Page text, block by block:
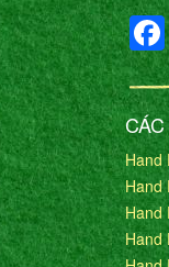
Hand
Hand
Hand
Hand